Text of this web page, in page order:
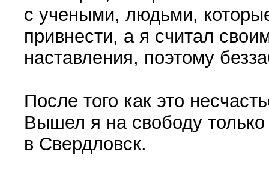
с учеными, людьми,
привнести, а я считал
наставления, поэтому
После того как это
Вышел я на свободу
в Свердловск.